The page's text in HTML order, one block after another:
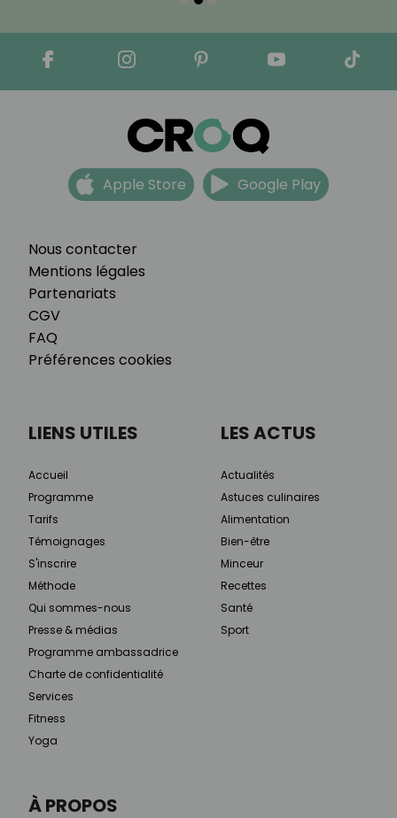
Nous contacter
Mentions légales
Partenariats
CGV
FAQ
Préférences cookies
Apple Store Google Play
À PROPOS
LIENS UTILES
Accueil
Programme
Tarifs
Témoignages
S'inscrire
Méthode
Qui sommes-nous
Presse & médias
Programme ambassadrice
Charte de confidentialité
Services
Fitness
Yoga
LES ACTUS
Actualités
Astuces culinaires
Alimentation
Bien-être
Minceur
Recettes
Santé
Sport